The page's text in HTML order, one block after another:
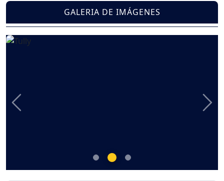
GALERIA DE IMÁGENES
Previous Next